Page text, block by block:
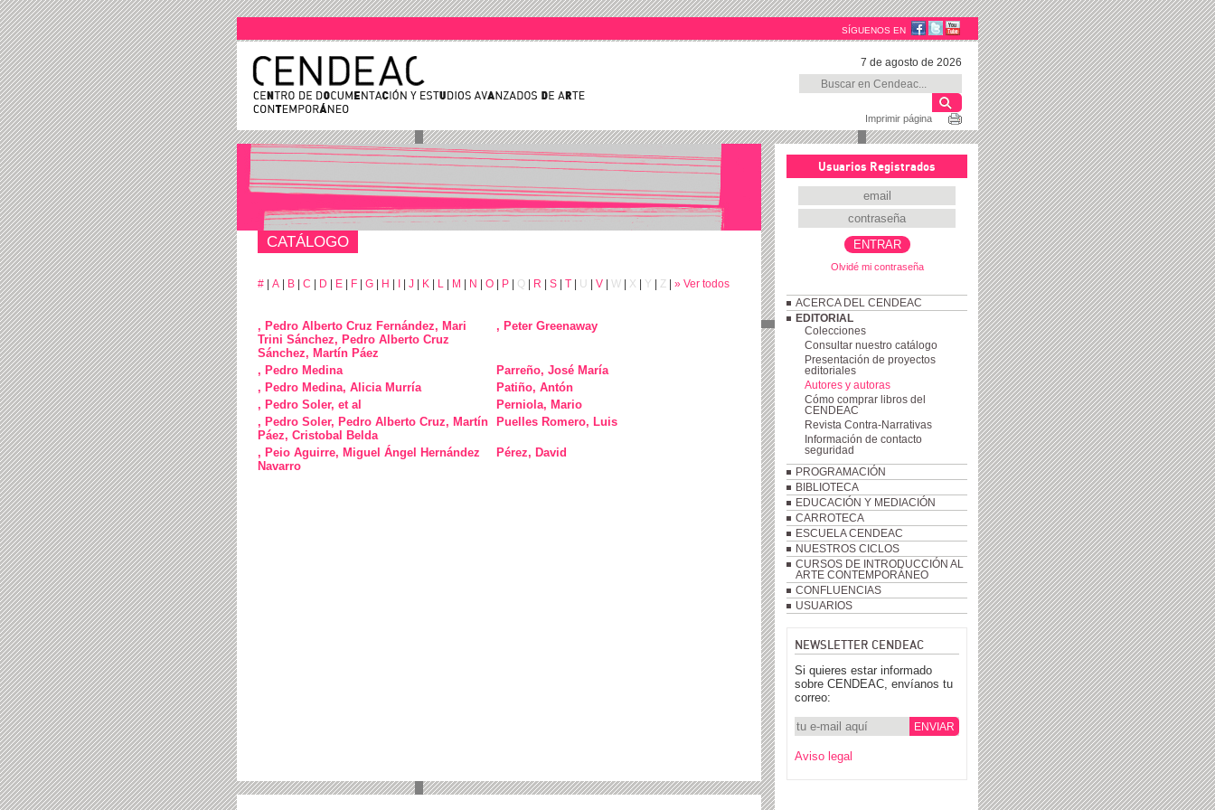
SÍGUENOS EN
7 de agosto de 2026
Imprimir página
Usuarios Registrados
Olvidé mi contraseña
ACERCA DEL CENDEAC
EDITORIAL
Colecciones
Consultar nuestro catálogo
Presentación de proyectos
editoriales
Autores y autoras
Cómo comprar libros del
CENDEAC
Revista Contra-Narrativas
Información de contacto
seguridad
PROGRAMACIÓN
BIBLIOTECA
EDUCACIÓN Y MEDIACIÓN
CARROTECA
ESCUELA CENDEAC
NUESTROS CICLOS
CURSOS DE INTRODUCCIÓN AL
ARTE CONTEMPORÁNEO
CONFLUENCIAS
USUARIOS
NEWSLETTER CENDEAC
Si quieres estar informado
sobre CENDEAC, envíanos tu
correo:
Aviso legal
CATÁLOGO
# A B C D E F G H J K M N O P Q R S T V W X Y Z » Ver todos
, Pedro Alberto Cruz Fernández, Mari
Trini Sánchez, Pedro Alberto Cruz
Sánchez, Martín Páez
, Peter Greenaway
, Pedro Medina
Parreño, José María
, Pedro Medina, Alicia Murría
Patiño, Antón
, Pedro Soler, et al
Perniola, Mario
, Pedro Soler, Pedro Alberto Cruz, Martín
Páez, Cristobal Belda
Puelles Romero, Luis
, Peio Aguirre, Miguel Ángel Hernández
Navarro
Pérez, David